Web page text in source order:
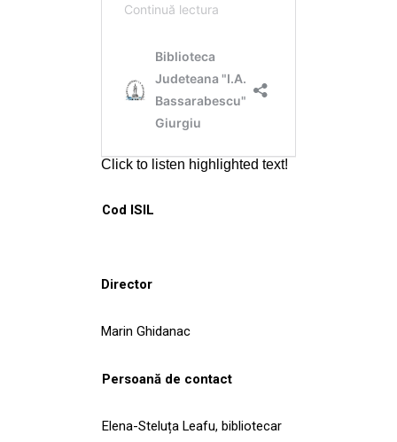
Cod ISIL
Director
Marin Ghidanac
Persoană de contact
Elena-Steluța Leafu, bibliotecar